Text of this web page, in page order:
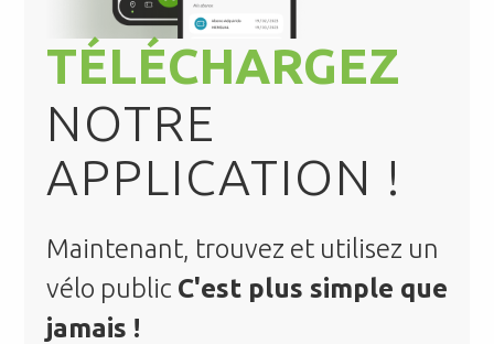
TÉLÉCHARGEZ
NOTRE
APPLICATION !
Maintenant, trouvez et utilisez un
vélo public C'est plus simple que
jamais !